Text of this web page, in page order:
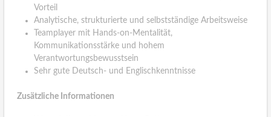
Vorteil
Analytische, strukturierte und selbstständige Arbeitsweise
Teamplayer mit Hands-on-Mentalität,
Kommunikationsstärke und hohem
Verantwortungsbewusstsein
Sehr gute Deutsch- und Englischkenntnisse
Zusätzliche Informationen